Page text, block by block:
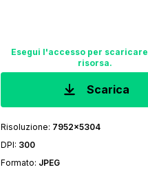
Esegui l'accesso per
risorsa.
Scarica
Risoluzione: 7952x5304
DPI: 300
Formato: JPEG